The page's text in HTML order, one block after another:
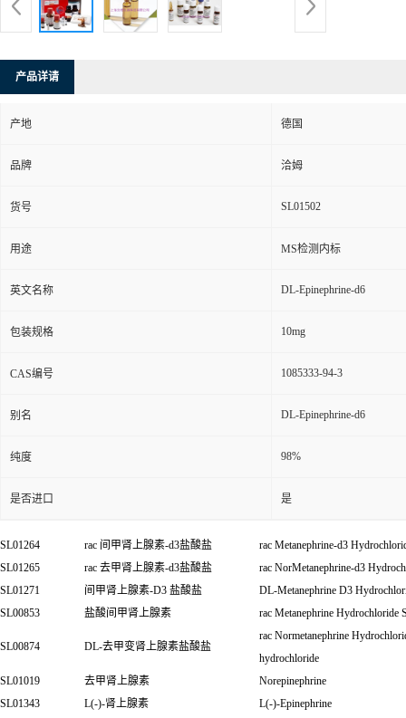
产品详请
产地 德国
品牌 洽姆
货号 SL01502
用途 MS检测内标
英文名称 DL-Epinephrine-d6
包装规格 10mg
CAS编号 1085333-94-3
别名 DL-Epinephrine-d6
纯度 98%
是否进口 是
SL01264 rac 间甲肾上腺素-d3盐酸盐
rac Metanephrine-d3
SL01265
rac 去甲肾上腺素-d3盐酸盐
rac NorMetanephrine-d3
SL01271
间甲肾上腺素-D3 盐酸盐
DL-Metanephrine D3
SL00853
盐酸间甲肾上腺素 rac Metanephrine Hydrochloride
SL00874 DL-去甲变肾上腺素盐酸盐
rac Normetanephrine
hydrochloride
SL01019
去甲肾上腺素
Norepinephrine
SL01343
L(-)-肾上腺素
L(-)-Epinephrine